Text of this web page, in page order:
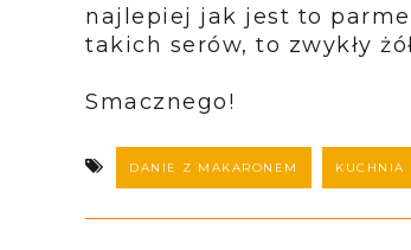
najlepiej jak jest to
takich serów, to zwykły
Smacznego!
DANIE Z MAKARONEM KUCHNIA